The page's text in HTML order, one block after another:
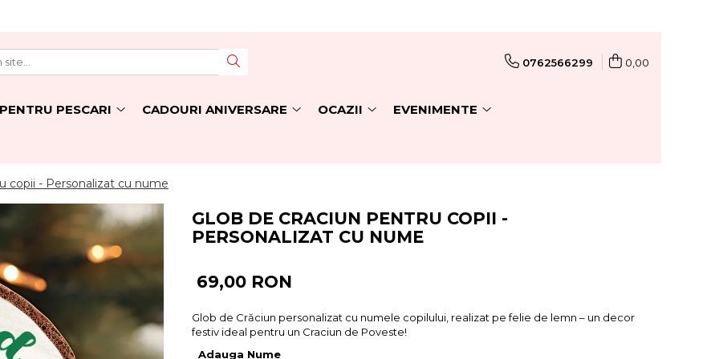
0762566299 0,00
PESCARI CADOURI ANIVERSARE OCAZII EVENIMENTE
copii - Personalizat cu nume
GLOB DE CRACIUN PENTRU COPII -
PERSONALIZAT CU NUME
69,00 RON
Glob de Crăciun personalizat cu numele copilului, realizat pe felie de lemn – un decor
festiv ideal pentru un Craciun de Poveste!
Adauga Nume